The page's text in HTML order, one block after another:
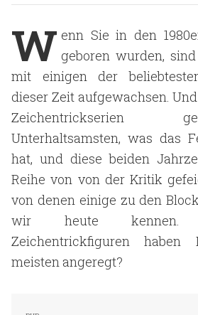
W enn Sie in den
geboren wurden,
mit einigen der
dieser Zeit aufgewachsen.
Zeichentrickserien
Unterhaltsamsten, was das
hat, und diese beiden
Reihe von von der Kritik
von denen einige zu den
wir heute kennen.
Zeichentrickfiguren
meisten angeregt?